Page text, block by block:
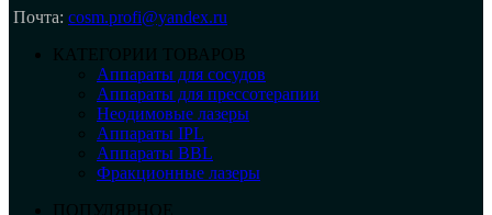
Почта: cosm.profi@yandex.ru
КАТЕГОРИИ ТОВАРОВ
Аппараты для сосудов
Аппараты для прессотерапии
Неодимовые лазеры
Аппараты IPL
Аппараты BBL
Фракционные лазеры
ПОПУЛЯРНОЕ